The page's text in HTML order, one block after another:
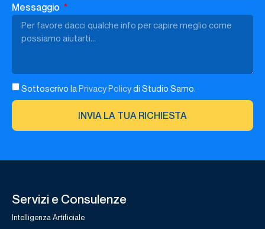
Messaggio
Sottoscrivo la Privacy Policydi Studio Samo.
INVIA LA TUA RICHIESTA
Servizi e Consulenze
Intelligenza Artificiale